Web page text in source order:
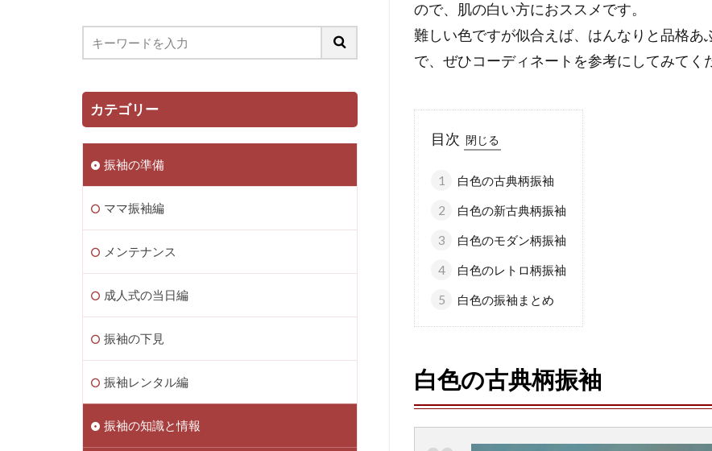
ので、肌の白い方におススメです。
難しい色ですが似合えば、はんなりと品格
で、ぜひコーディネートを参考にしてみてく
目次
1 白色の古典柄振袖
2 白色の新古典柄振袖
3 白色のモダン柄振袖
4 白色のレトロ柄振袖
5 白色の振袖まとめ
白色の古典柄振袖
カテゴリー
振袖の準備
ママ振袖編
メンテナンス
成人式の当日編
振袖の下見
振袖レンタル編
振袖の知識と情報